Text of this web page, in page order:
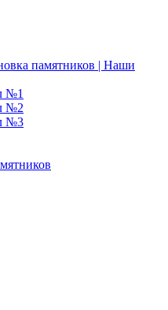
памятников | Наши
№1
№2
№3